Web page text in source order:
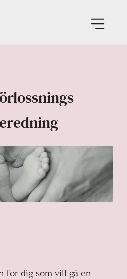
för dig som vill gå en